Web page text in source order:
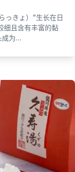
っきょ）”生长在日
细且含有丰富的黏
成为...